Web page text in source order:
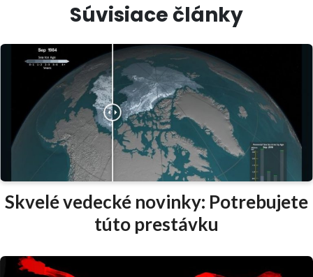
Súvisiace články
Skvelé vedecké novinky: Potrebujete
túto prestávku